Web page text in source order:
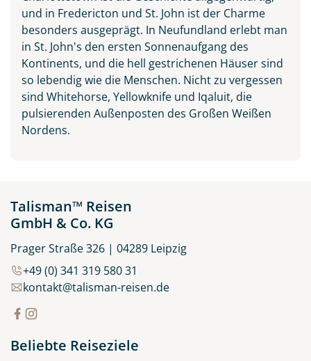
und in Fredericton und St. John ist der Charme
besonders ausgeprägt. In Neufundland erlebt man
in St. John's den ersten Sonnenaufgang des
Kontinents, und die hell gestrichenen Häuser sind
so lebendig wie die Menschen. Nicht zu vergessen
sind Whitehorse, Yellowknife und Iqaluit, die
pulsierenden Außenposten des Großen Weißen
Nordens.
Talisman™ Reisen
GmbH & Co. KG
Prager Straße 326 | 04289 Leipzig
+49 (0) 341 319 580 31
kontakt@talisman-reisen.de
Beliebte Reiseziele